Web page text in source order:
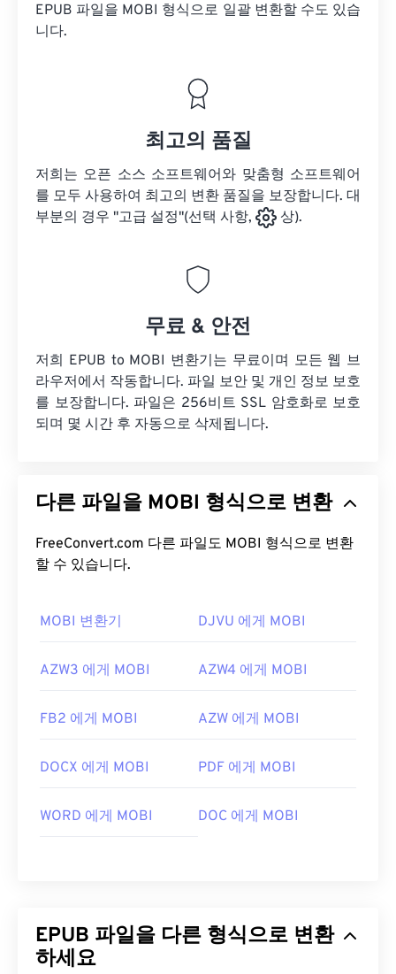
EPUB 파일을 MOBI 형식으로 일괄 변환할 수도 있습
니다.
최고의 품질
저희는 오픈 소스 소프트웨어와 맞춤형 소프트웨어
를 모두 사용하여 최고의 변환 품질을 보장합니다. 대
부분의 경우 "고급 설정"(선택 사항,
상).
무료 & 안전
저희 EPUB to MOBI 변환기는 무료이며 모든 웹 브
라우저에서 작동합니다. 파일 보안 및 개인 정보 보호
를 보장합니다. 파일은 256비트 SSL 암호화로 보호
되며 몇 시간 후 자동으로 삭제됩니다.
다른 파일을 MOBI 형식으로 변환
FreeConvert.com 다른 파일도 MOBI 형식으로 변환
할 수 있습니다.
MOBI 변환기 DJVU 에게 MOBI
AZW3 에게 MOBI AZW4 에게 MOBI
FB2 에게 MOBI AZW 에게 MOBI
DOCX 에게 MOBI PDF 에게 MOBI
WORD 에게 MOBI DOC 에게 MOBI
EPUB 파일을 다른 형식으로 변환
하세요